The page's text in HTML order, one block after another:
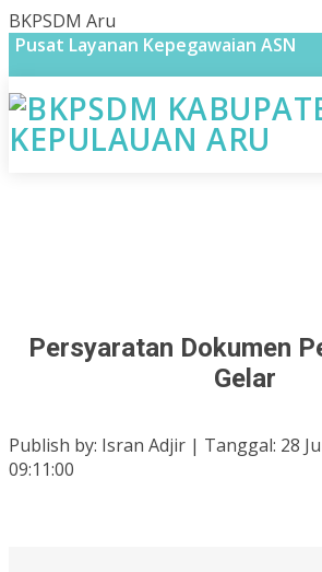
BKPSDM Aru
Pusat Layanan Kepegawaian ASN
Persyaratan Dokumen
Gelar
Publish by: Isran Adjir | Tanggal: 28
09:11:00